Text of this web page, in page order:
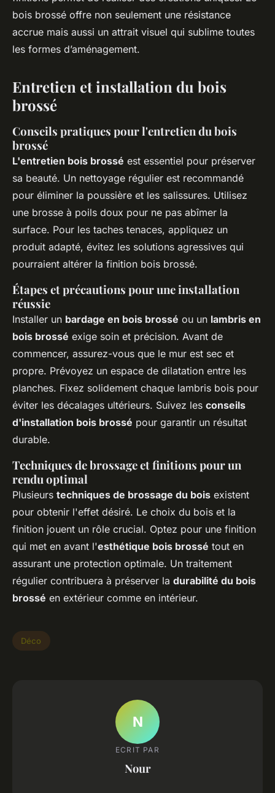
bois brossé offre non seulement une résistance
accrue mais aussi un attrait visuel qui sublime toutes
les formes d’aménagement.
Entretien et installation du bois
brossé
Conseils pratiques pour l'entretien du bois
brossé
L'entretien bois brossé est essentiel pour préserver
sa beauté. Un nettoyage régulier est recommandé
pour éliminer la poussière et les salissures. Utilisez
une brosse à poils doux pour ne pas abîmer la
surface. Pour les taches tenaces, appliquez un
produit adapté, évitez les solutions agressives qui
pourraient altérer la finition bois brossé.
Étapes et précautions pour une installation
réussie
Installer un bardage en bois brossé ou un lambris en
bois brossé exige soin et précision. Avant de
commencer, assurez-vous que le mur est sec et
propre. Prévoyez un espace de dilatation entre les
planches. Fixez solidement chaque lambris bois pour
éviter les décalages ultérieurs. Suivez les conseils
d'installation bois brossé pour garantir un résultat
durable.
Techniques de brossage et finitions pour un
rendu optimal
Plusieurs techniques de brossage du bois existent
pour obtenir l'effet désiré. Le choix du bois et la
finition jouent un rôle crucial. Optez pour une finition
qui met en avant l'esthétique bois brossé tout en
assurant une protection optimale. Un traitement
régulier contribuera à préserver la durabilité du bois
brossé en extérieur comme en intérieur.
Déco
N
ECRIT PAR
Nour